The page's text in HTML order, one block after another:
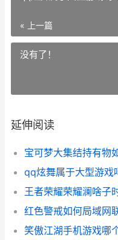
« 上一篇
没有了！
延伸阅读
qq炫舞属于大型游戏
红色警戒如何局域网
笑傲江湖手机游戏哪